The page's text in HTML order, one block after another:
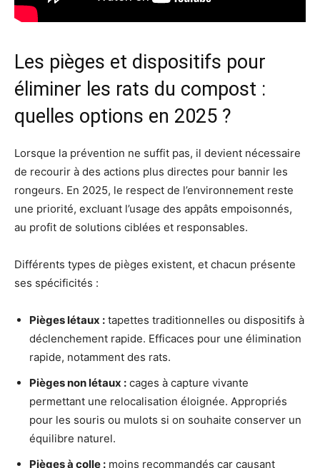
Les pièges et dispositifs pour
éliminer les rats du compost :
quelles options en 2025 ?
Lorsque la prévention ne suffit pas, il devient nécessaire
de recourir à des actions plus directes pour bannir les
rongeurs. En 2025, le respect de l’environnement reste
une priorité, excluant l’usage des appâts empoisonnés,
au profit de solutions ciblées et responsables.
Différents types de pièges existent, et chacun présente
ses spécificités :
Pièges létaux : tapettes traditionnelles ou dispositifs à
déclenchement rapide. Efficaces pour une élimination
rapide, notamment des rats.
Pièges non létaux : cages à capture vivante
permettant une relocalisation éloignée. Appropriés
pour les souris ou mulots si on souhaite conserver un
équilibre naturel.
Pièges à colle : moins recommandés car causant